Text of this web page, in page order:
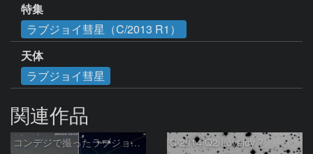
特集
ラブジョイ彗星（C/2013 R1）
天体
ラブジョイ彗星
関連作品
コンデジで撮ったラブジョイ彗星（3） C/2014 Q2/Lovejoy ?